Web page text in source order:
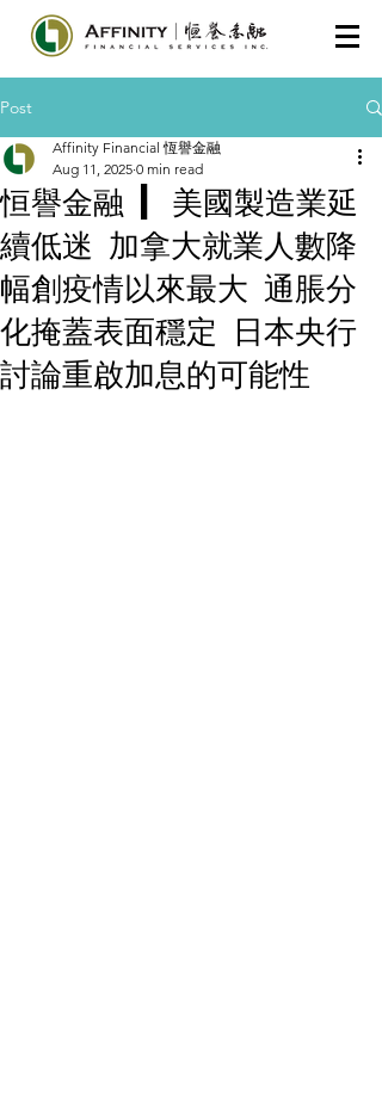
Post
恒譽金融 | 美國製造業延
續低迷 加拿大就業人數降
幅創疫情以來最大 通脹分
化掩蓋表面穩定 日本央行
討論重啟加息的可能性
Affinity Financial 恆譽金融
Aug 11, 2025 0 min read